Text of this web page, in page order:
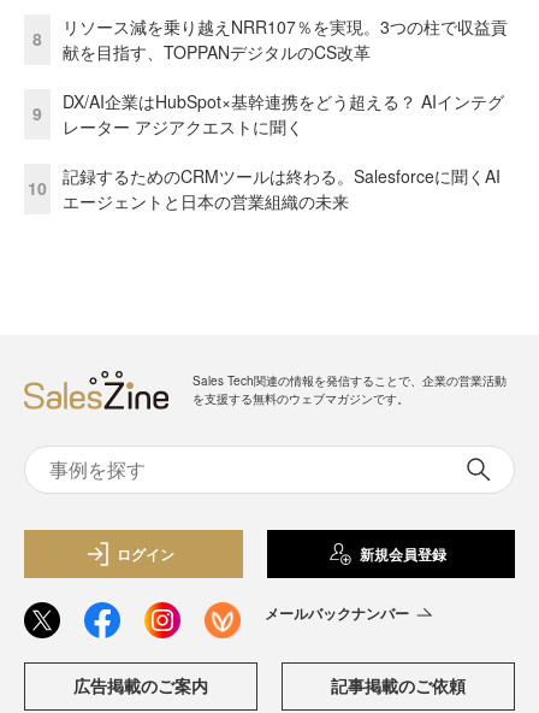
8
リソース減を乗り越えNRR107％を実現。3つの柱で収益貢
献を目指す、TOPPANデジタルのCS改革
9
DX/AI企業はHubSpot×基幹連携をどう超える？ AIインテグ
レーター アジアクエストに聞く
10
記録するためのCRMツールは終わる。Salesforceに聞くAI
エージェントと日本の営業組織の未来
Sales Tech関連の情報を発信することで、企業の営業活動
を支援する無料のウェブマガジンです。
ログイン 新規会員登録
メールバックナンバー
広告掲載のご案内 記事掲載のご依頼